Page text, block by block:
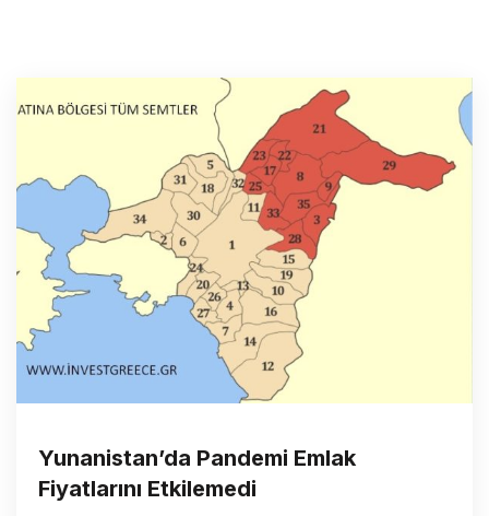
Yunanistan’da Pandemi Emlak
Fiyatlarını Etkilemedi